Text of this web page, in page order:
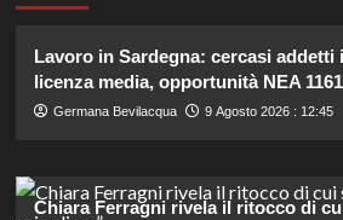
Lavoro in Sardegna: cercasi addetti
licenza media, opportunità NEA
Germana Bevilacqua 9 Agosto 2026 : 12:45
Chiara Ferragni rivela il ritocco di